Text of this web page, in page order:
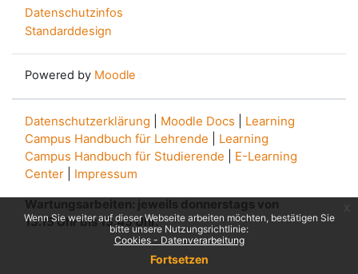
Wenn Sie weiter auf dieser Webseite arbeiten möchten, bestätigen Sie
bitte unsere Nutzungsrichtlinie:
Cookies - Datenverarbeitung
Fortsetzen
Datenschutzinfos
Standarddesign
Powered by Moodle
Datenschutzerklärung Moodle Docs
Learning
Campus Handbuch für Lehrende
Learning
Campus Handbuch für Studierende
E-Learning
Center
Impressum
Wartungsarbeiten: jeweils donnerstags von
13.15 Uhr bis 13.45 Uhr.